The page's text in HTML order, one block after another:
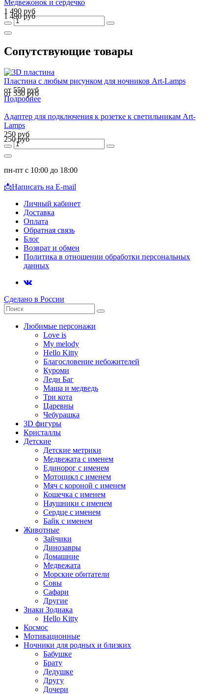
Медвежонок и сердечко
1 490 руб
1 490 руб
Сопутствующие товары
Пластина с любым рисунком для ночников Art-Lamps
от 550 руб
от 550 руб
Подробнее
Адаптер для подключения к розетке к светильникам Art-
Lamps
250 руб
250 руб
пн-пт с 10:00 до 18:00
📩Написать на E-mail
Личный кабинет
Доставка
Оплата
Обратная связь
Блог
Возврат и обмен
Политика в отношении обработки персональных
данных
Сделано в России
Любимые персонажи
Love is
My melody
Hello Kitty
Благословение небожителей
Куроми
Леди Баг
Маша и медведь
Три кота
Царевны
Чебурашка
3D фигуры
Кристаллы
Детские
Детские метрики
Медвежата с именем
Единорог с именем
Мотоцикл с именем
Мяч с короной с именем
Кошечка с именем
Наушники с именем
Сердце с именем
Байк с именем
Животные
Зайчики
Динозавры
Домашние
Медвежата
Морские обитатели
Совы
Сафари
Другие
Знаки Зодиака
Hello Kitty
Космос
Мотивационные
Ночники для родных и близких
Бабушке
Брату
Дедушке
Другу
Дочери